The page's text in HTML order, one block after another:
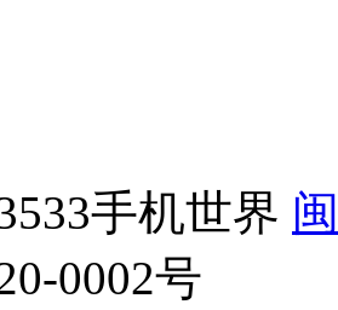
手机世界
0002号